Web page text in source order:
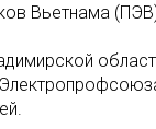
Вьетнама